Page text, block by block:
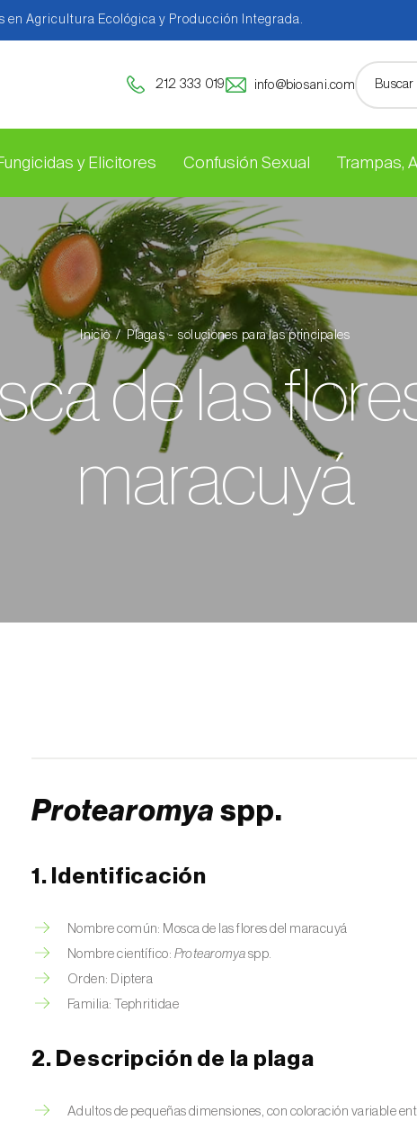
en Agricultura Ecológica y Producción Integrada.
212 333 019 info@biosani.com
y Elicitores Confusión Sexual Trampas,
Inicio Plagas - soluciones para las principales
de las
maracuyá
Protearomya spp.
1. Identificación
Nombre común: Mosca de las flores del maracuyá
Nombre científico: Protearomya spp.
Orden: Diptera
Familia: Tephritidae
2. Descripción de la plaga
Adultos de pequeñas dimensiones, con coloración variable